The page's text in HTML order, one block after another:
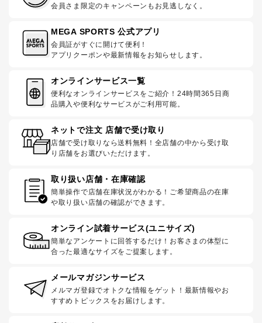
会員さま限定のキャンペーンもお見逃しなく。
MEGA SPORTS 公式アプリ
会員証がすぐに開けて便利！
アプリクーポンや最新情報をお知らせします。
オンラインサービス一覧
便利なオンラインサービスをご紹介！24時間365日商
品購入や便利なサービスがご利用可能。
ネットで注文 店舗で受け取り
店舗で受け取りなら送料無料！全店舗の中から受け取
り店舗をお選びいただけます。
取り扱い店舗・在庫確認
簡単操作で店舗在庫状況がわかる！ご希望商品の在庫
や取り扱い店舗の確認ができます。
オンライン試着サービス(ユニサイズ)
簡単なアンケートに回答するだけ！お客さまの体型に
合った最適なサイズをご提案します。
メールマガジンサービス
メルマガ登録でオトクな情報をゲット！最新情報やお
すすめトピックスをお届けします。